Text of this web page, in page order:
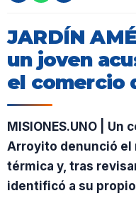
JARDÍN
un joven
el comercio
MISIONES.UNO |
Arroyito denunció el
térmica y, tras
identificó a su